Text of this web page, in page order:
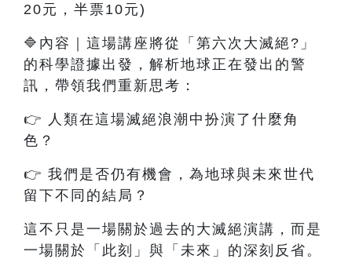
20元，半票10元)
🔷內容 ｜這場講座將從「第六次大滅絕?」
的科學證據出發，解析地球正在發出的警
訊，帶領我們重新思考：
👉 人類在這場滅絕浪潮中扮演了什麼角
色？
👉 我們是否仍有機會，為地球與未來世代
留下不同的結局？
這不只是一場關於過去的大滅絕演講，而是
一場關於「此刻」與「未來」的深刻反省。